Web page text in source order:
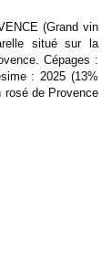
(Grand vin
situé sur la
Cépages :
: 2025 (13%
rosé de Provence